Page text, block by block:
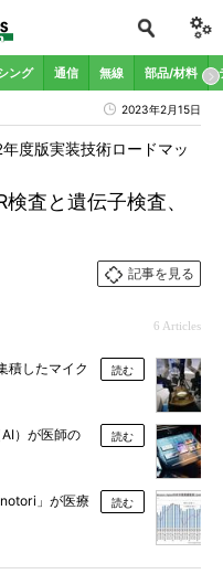
ング 通信 無線 部品/材料
2023年2月15日
査と遺伝子検査、
度版実装技術ロードマッ
記事を見る
6 Articles
積したマイク
読む
）が医師の
読む
」が医療
読む